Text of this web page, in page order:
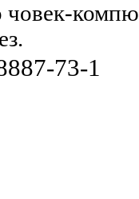
човек-
73-1